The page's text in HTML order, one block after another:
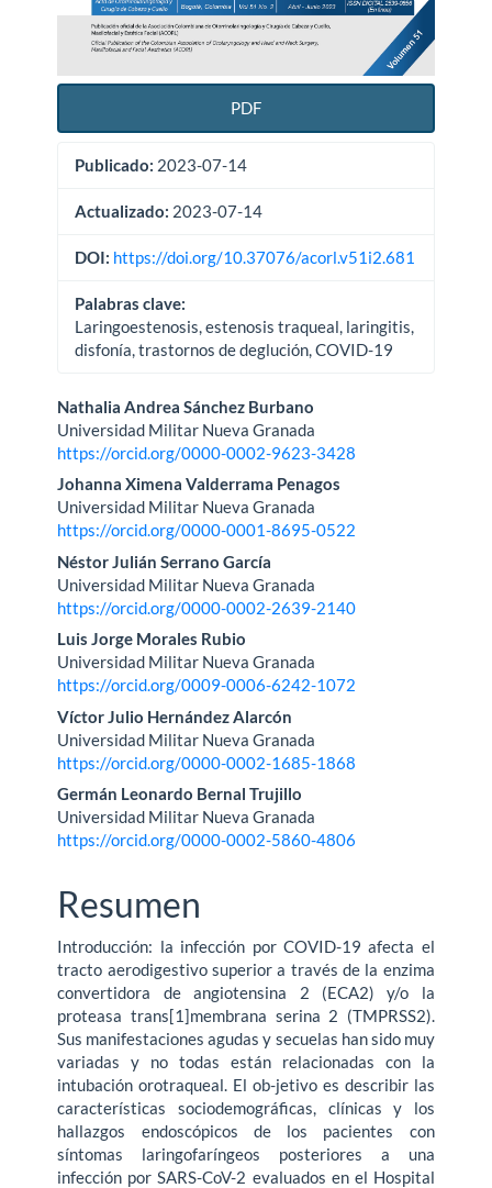
PDF
Publicado: 2023-07-14
Actualizado: 2023-07-14
DOI: https://doi.org/10.37076/acorl.v51i2.681
Palabras clave:
Laringoestenosis, estenosis traqueal, laringitis,
disfonía, trastornos de deglución, COVID-19
Contenido
principal
del
artículo
Nathalia Andrea Sánchez Burbano
Universidad Militar Nueva Granada
https://orcid.org/0000-0002-9623-3428
Johanna Ximena Valderrama Penagos
Universidad Militar Nueva Granada
https://orcid.org/0000-0001-8695-0522
Néstor Julián Serrano García
Universidad Militar Nueva Granada
https://orcid.org/0000-0002-2639-2140
Luis Jorge Morales Rubio
Universidad Militar Nueva Granada
https://orcid.org/0009-0006-6242-1072
Víctor Julio Hernández Alarcón
Universidad Militar Nueva Granada
https://orcid.org/0000-0002-1685-1868
Germán Leonardo Bernal Trujillo
Universidad Militar Nueva Granada
https://orcid.org/0000-0002-5860-4806
Resumen
Introducción: la infección por COVID-19 afecta el
tracto aerodigestivo superior a través de la enzima
convertidora de angiotensina 2 (ECA2) y/o la
proteasa trans[1]membrana serina 2 (TMPRSS2).
Sus manifestaciones agudas y secuelas han sido muy
variadas y no todas están relacionadas con la
intubación orotraqueal. El ob-jetivo es describir las
características sociodemográficas, clínicas y los
hallazgos endoscópicos de los pacientes con
síntomas laringofaríngeos posteriores a una
infección por SARS-CoV-2 evaluados en el Hospital